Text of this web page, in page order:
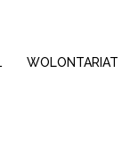
WOLONTARIAT